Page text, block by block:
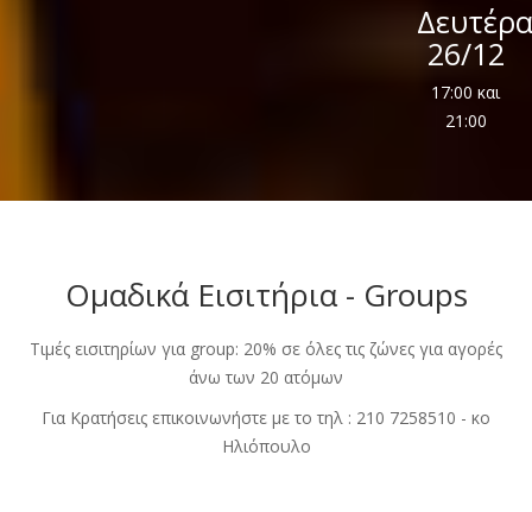
Δευτέρα
26/12
17:00 και
21:00
Ομαδικά Εισιτήρια - Groups
Τιμές εισιτηρίων για group: 20% σε όλες τις ζώνες για αγορές
άνω των 20 ατόμων
Για Κρατήσεις επικοινωνήστε με το τηλ : 210 7258510 - κο
Ηλιόπουλο